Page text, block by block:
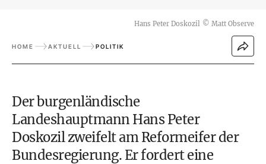
Hans Peter Doskozil © Matt Observe
HOME AKTUELL POLITIK
Der burgenländische
Landeshauptmann Hans Peter
Doskozil zweifelt am Reformeifer der
Bundesregierung. Er fordert eine